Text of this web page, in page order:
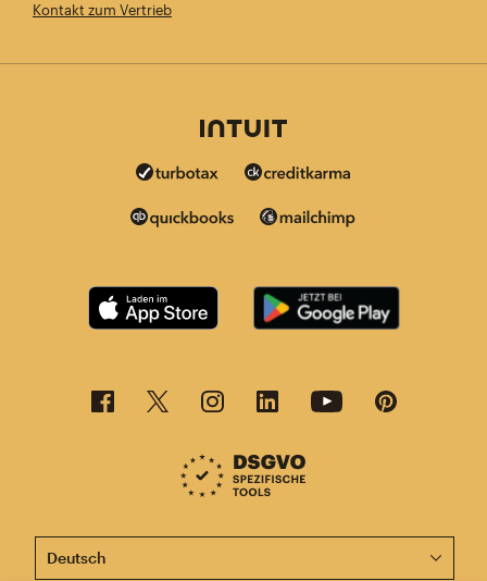
Kontakt zum Vertrieb
Diese Seite ist jetzt auch in anderen Sprachen